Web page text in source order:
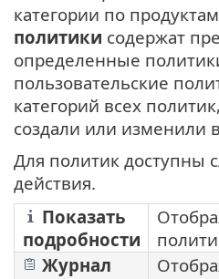
категории по продуктам
политики содержат
определенные
пользовательские
категорий всех
создали или изменили
Для политик доступны
действия.
Показать
подробности
Журнал